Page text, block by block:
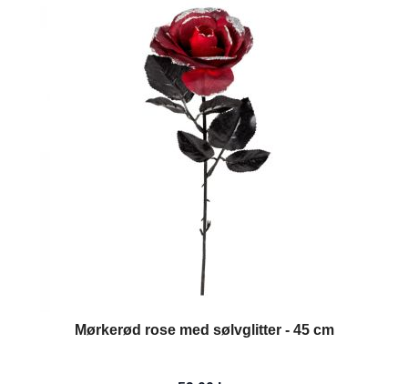
Mørkerød rose med sølvglitter - 45 cm